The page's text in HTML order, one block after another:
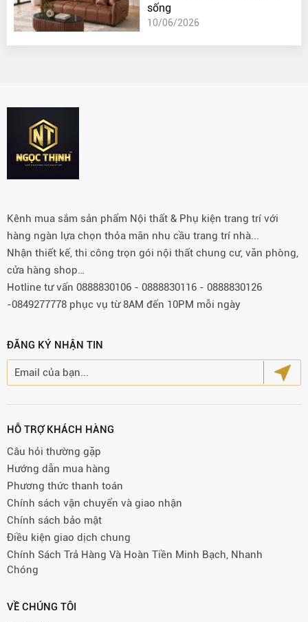
sống
10/06/2026
Kênh mua sắm sản phẩm Nội thất & Phụ kiện trang trí với
hàng ngàn lựa chọn thỏa mãn nhu cầu trang trí nhà...
Nhận thiết kế, thi công trọn gói nội thất chung cư, văn phòng,
cửa hàng shop…
Hotline tư vấn 0888830106 - 0888830116 - 0888830126
-0849277778 phục vụ từ 8AM đến 10PM mỗi ngày
ĐĂNG KÝ NHẬN TIN
HỖ TRỢ KHÁCH HÀNG
Câu hỏi thường gặp
Hướng dẫn mua hàng
Phương thức thanh toán
Chính sách vận chuyển và giao nhận
Chính sách bảo mật
Điều kiện giao dịch chung
Chính Sách Trả Hàng Và Hoàn Tiền Minh Bạch, Nhanh
Chóng
VỀ CHÚNG TÔI